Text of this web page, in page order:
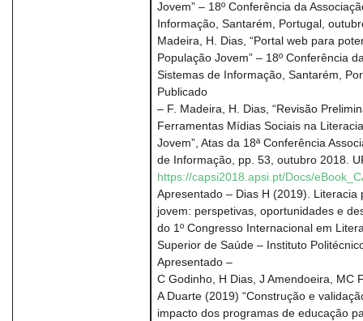
Jovem” – 18º Conferência da
Informação, Santarém, Portugal,
Madeira, H. Dias, “Portal web para
População Jovem” – 18º Conferência
Sistemas de Informação, Santarém,
Publicado
– F. Madeira, H. Dias, “Revisão
Ferramentas Mídias Sociais na
Jovem”, Atas da 18ª Conferência
de Informação, pp. 53, outubro 2018.
https://capsi2018.apsi.pt/Docs/
Apresentado – Dias H (2019). Literacia
jovem: perspetivas, oportunidades e
do 1º Congresso Internacional em
Superior de Saúde – Instituto
Apresentado –
C Godinho, H Dias, J Amendoeira, MC
A Duarte (2019) “Construção e
impacto dos programas de educação